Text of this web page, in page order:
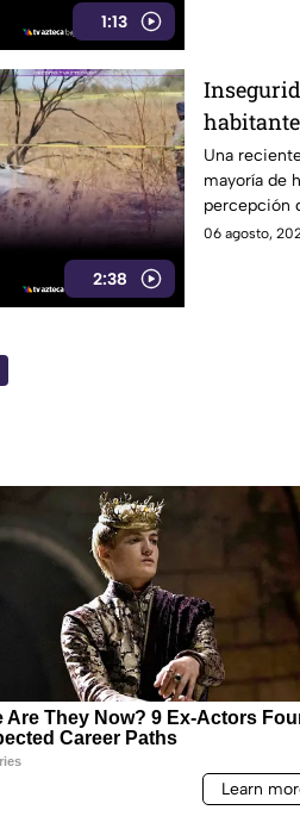
1:13
2:38
capital
Una
mayoría de
percepción
delictivos.
06 agosto,